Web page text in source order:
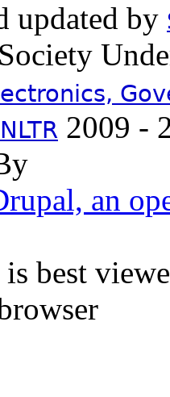
updated by
2009 -
is best